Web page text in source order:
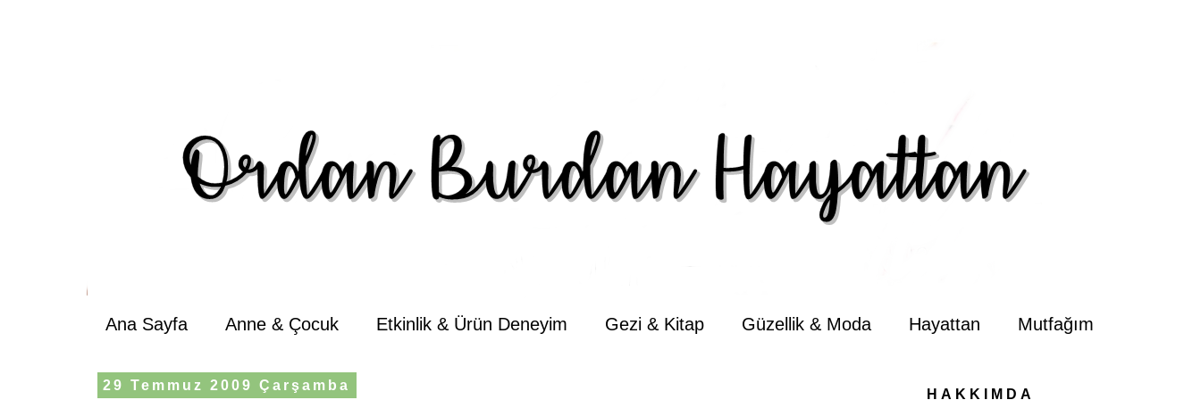
Ana Sayfa Anne & Çocuk Etkinlik & Ürün Deneyim Gezi & Kitap Güzellik & Moda Hayattan Mutfağım
29 Temmuz 2009 Çarşamba
HAKKIMDA